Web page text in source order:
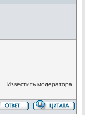
Известить модератора